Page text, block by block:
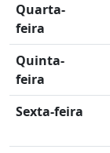
Quarta-
feira
Quinta-
feira
Sexta-feira